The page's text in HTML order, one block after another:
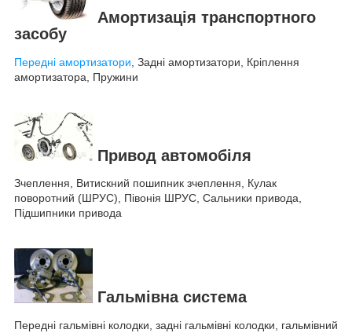
Амортизація транспортного
засобу
Передні амортизатори , Задні амортизатори, Кріплення
амортизатора, Пружини
Привод автомобіля
Зчеплення, Витискний пошипник зчеплення, Кулак
поворотний (ШРУС), Півонія ШРУС, Сальники привода,
Підшипники привода
Гальмівна система
Передні гальмівні колодки, задні гальмівні колодки, гальмівний